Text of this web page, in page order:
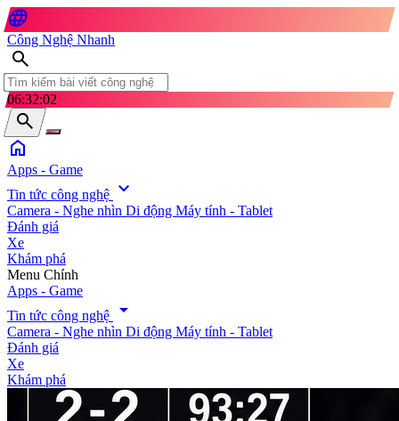
language
Công Nghệ Nhanh
search
06:32:05
search
home
Apps - Game
Tin tức công nghệ expand_more
Camera - Nghe nhìn Di động Máy tính - Tablet
Đánh giá
Xe
Khám phá
search
Menu Chính
Apps - Game
Tin tức công nghệ
arrow_drop_down
Camera - Nghe nhìn Di động Máy tính - Tablet
Đánh giá
Xe
Khám phá